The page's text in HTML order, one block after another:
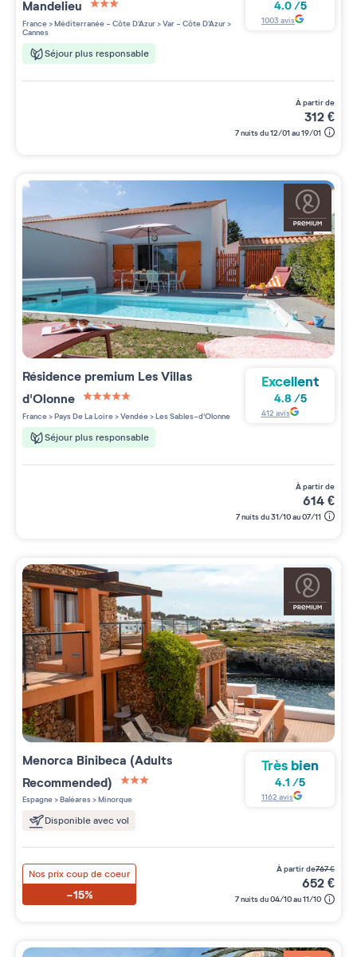
Mandelieu
3 étoiles sur 5
France>Méditerranée - Côte D'Azur>Var - Côte D'Azur>
Cannes
Séjour plus responsable
4.0/5
1003avis
à partir de
312€
7 nuits du 12/01 au 19/01
Résidence premium Les Villas
d'Olonne
5 étoiles sur 5
France>Pays De La Loire>Vendée>Les Sables-d'Olonne
Séjour plus responsable
Excellent
4.8 /5
412 avis
à partir de
614€
7 nuits du 31/10 au 07/11
Menorca Binibeca (Adults
Recommended)
3 étoiles sur 5
Espagne>Baléares>Minorque
Disponible avec vol
Très bien
4.1 /5
1162 avis
Nos prix coup de coeur
-15%
à partir de767€
652€
7 nuits du 04/10 au 11/10